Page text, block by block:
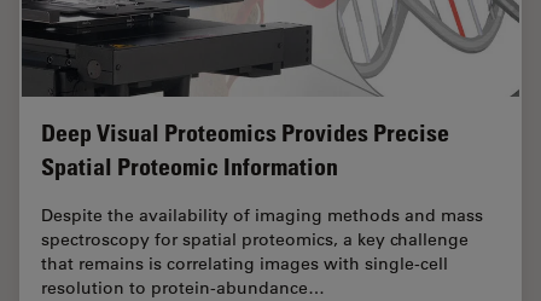
Deep Visual Proteomics Provides Precise
Spatial Proteomic Information
Despite the availability of imaging methods and mass
spectroscopy for spatial proteomics, a key challenge
that remains is correlating images with single-cell
resolution to protein-abundance…